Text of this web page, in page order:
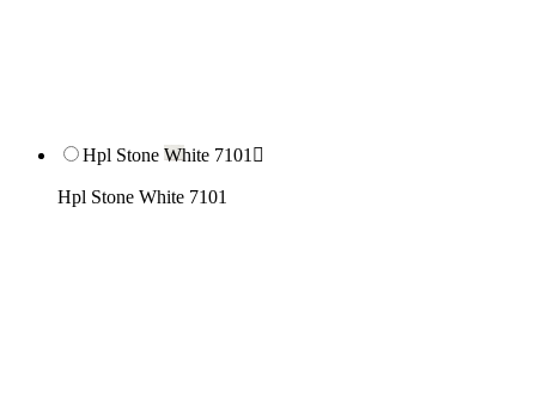
Hpl Stone White 7101 
Hpl Stone White 7101